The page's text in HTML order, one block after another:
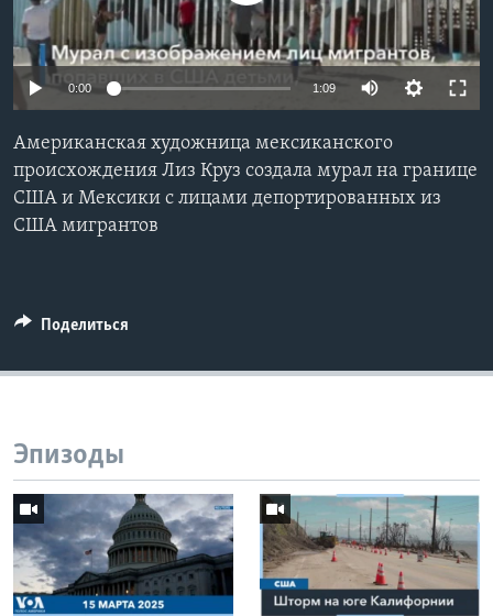
Learning English
СОЦИАЛЬНЫЕ СЕТИ
Языки
0:00 1:09
Американская художница мексиканского
происхождения Лиз Круз создала мурал на границе
США и Мексики с лицами депортированных из
США мигрантов
Поделиться
Эпизоды